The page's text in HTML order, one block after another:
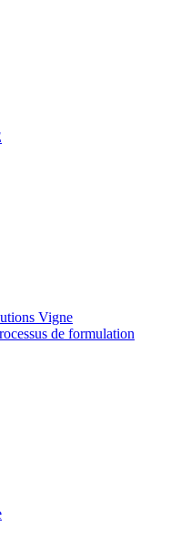
Vigne
de formulation